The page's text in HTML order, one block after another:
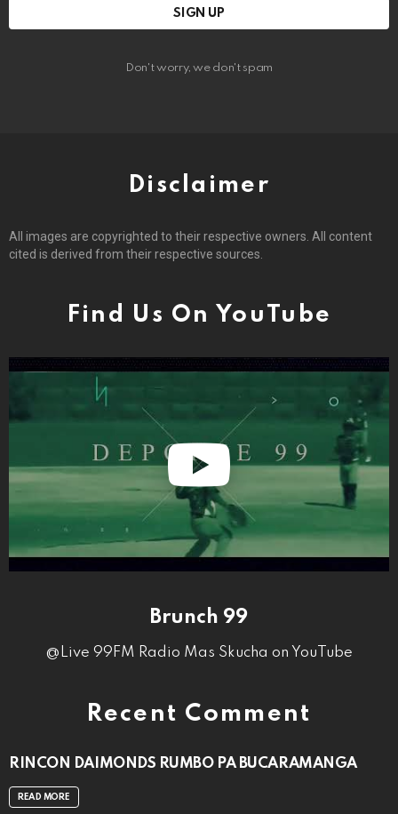
Don't worry, we don't spam
Disclaimer
All images are copyrighted to their respective owners. All content
cited is derived from their respective sources.
Find Us On YouTube
Brunch 99
@Live 99FM Radio Mas Skucha on YouTube
Recent Comment
RINCON DAIMONDS RUMBO PA BUCARAMANGA
READ MORE